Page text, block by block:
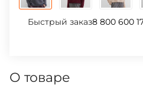
Быстрый заказ8 800 600
О товаре